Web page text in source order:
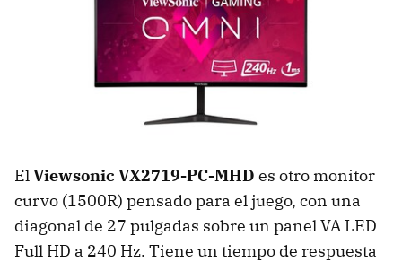
ElViewsonic VX2719-PC-MHD es otro monitor
curvo (1500R) pensado para el juego, con una
diagonal de 27 pulgadas sobre un panel VA LED
Full HD a 240 Hz. Tiene un tiempo de respuesta